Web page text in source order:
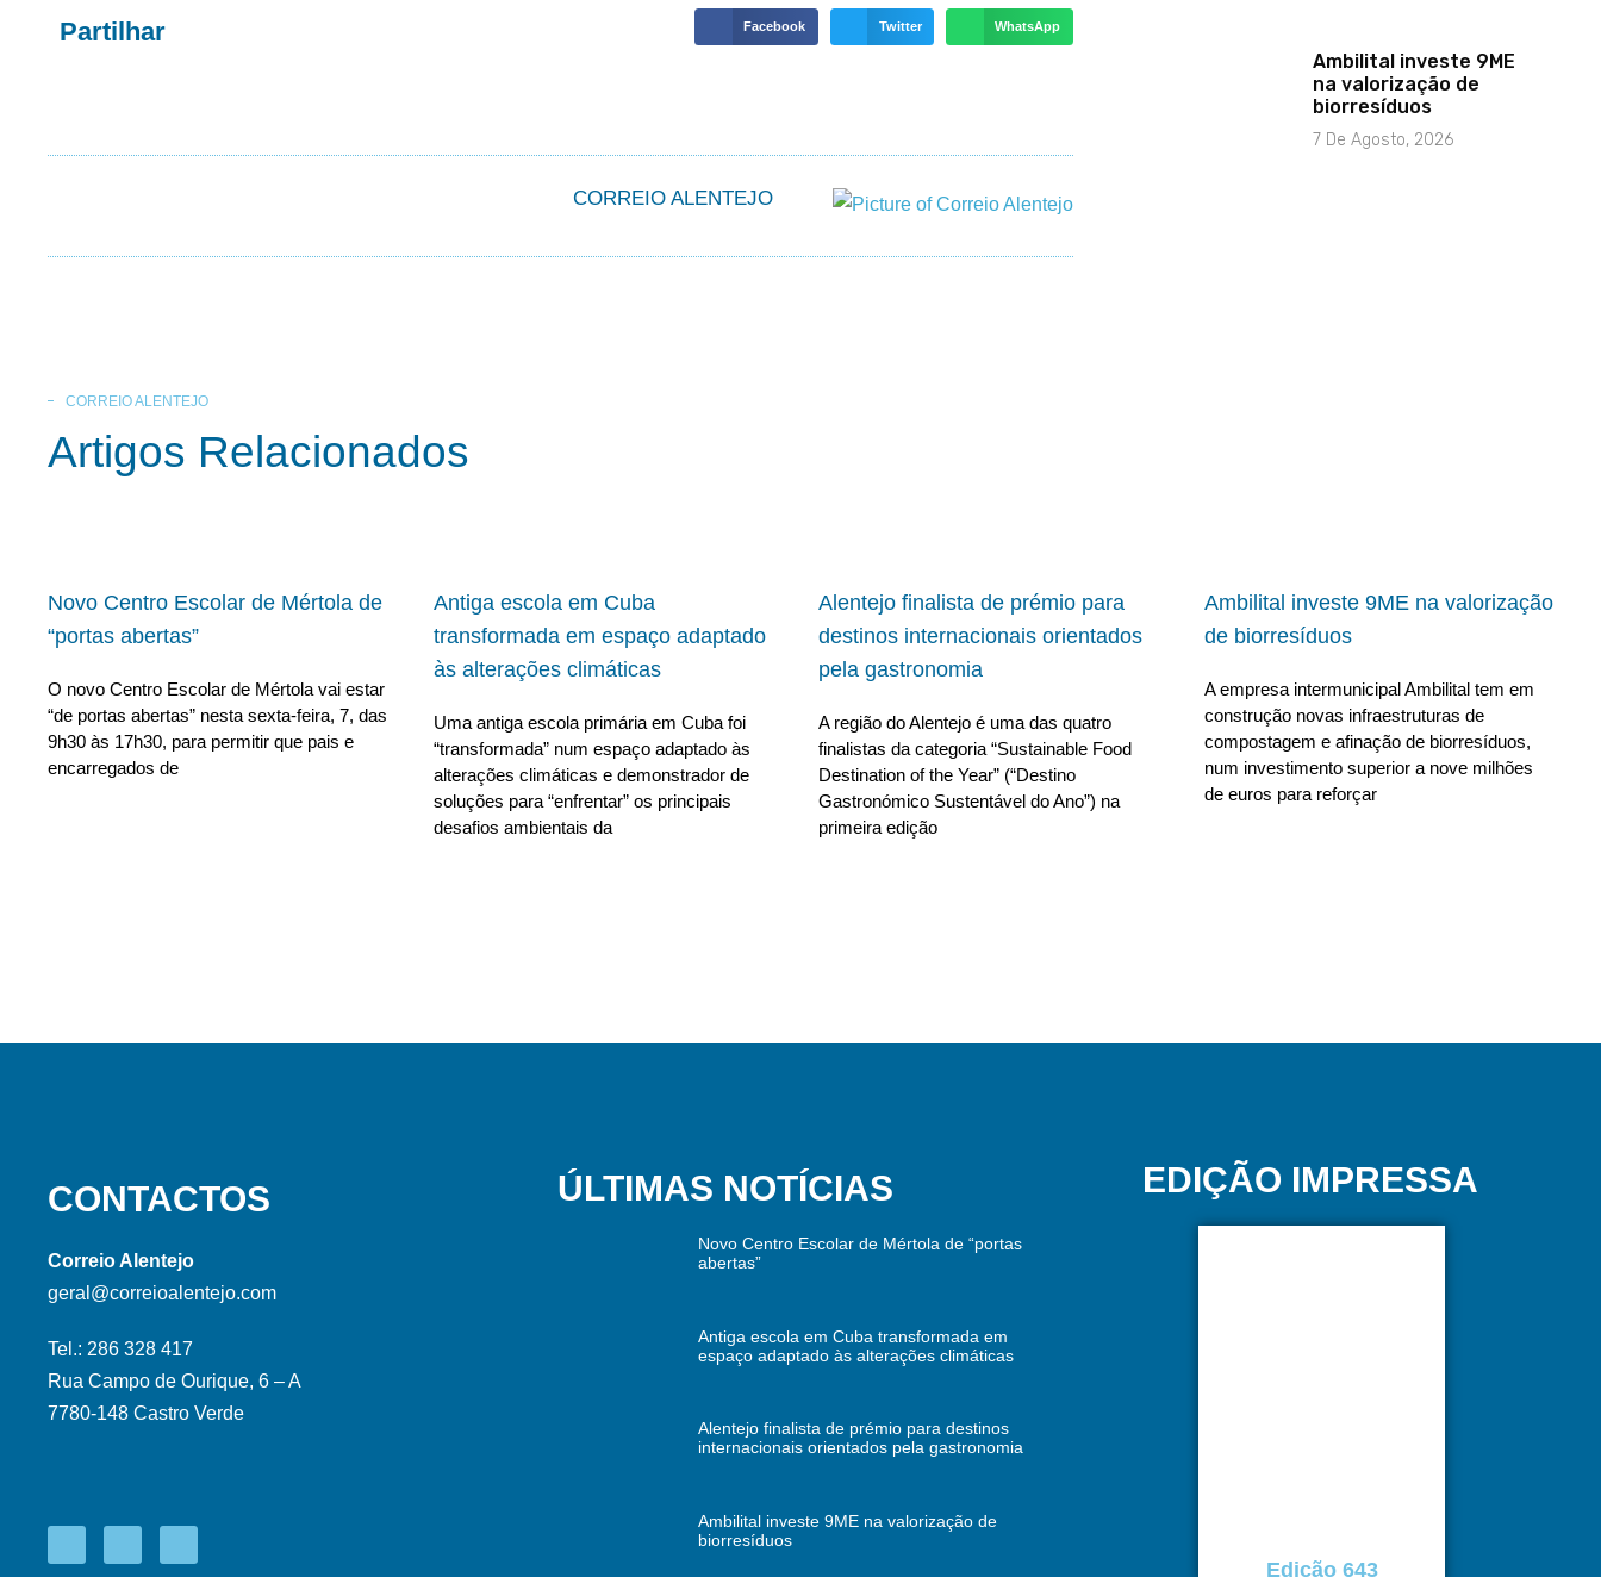
Partilhar Facebook Twitter WhatsApp
CORREIO ALENTEJO
Ambilital investe 9ME
na valorização de
biorresíduos
7 De Agosto, 2026
CORREIO ALENTEJO
Artigos Relacionados
Novo Centro Escolar de Mértola de
“portas abertas”
O novo Centro Escolar de Mértola vai estar
“de portas abertas” nesta sexta-feira, 7, das
9h30 às 17h30, para permitir que pais e
encarregados de
Antiga escola em Cuba
transformada em espaço adaptado
às alterações climáticas
Uma antiga escola primária em Cuba foi
“transformada” num espaço adaptado às
alterações climáticas e demonstrador de
soluções para “enfrentar” os principais
desafios ambientais da
Alentejo finalista de prémio para
destinos internacionais orientados
pela gastronomia
A região do Alentejo é uma das quatro
finalistas da categoria “Sustainable Food
Destination of the Year” (“Destino
Gastronómico Sustentável do Ano”) na
primeira edição
Ambilital investe 9ME na valorização
de biorresíduos
A empresa intermunicipal Ambilital tem em
construção novas infraestruturas de
compostagem e afinação de biorresíduos,
num investimento superior a nove milhões
de euros para reforçar
CONTACTOS
Correio Alentejo
geral@correioalentejo.com
Tel.: 286 328 417
Rua Campo de Ourique, 6 – A
7780-148 Castro Verde
ÚLTIMAS NOTÍCIAS
Novo Centro Escolar de Mértola de “portas
abertas”
Antiga escola em Cuba transformada em
espaço adaptado às alterações climáticas
Alentejo finalista de prémio para destinos
internacionais orientados pela gastronomia
Ambilital investe 9ME na valorização de
biorresíduos
EDIÇÃO IMPRESSA
Edição 643